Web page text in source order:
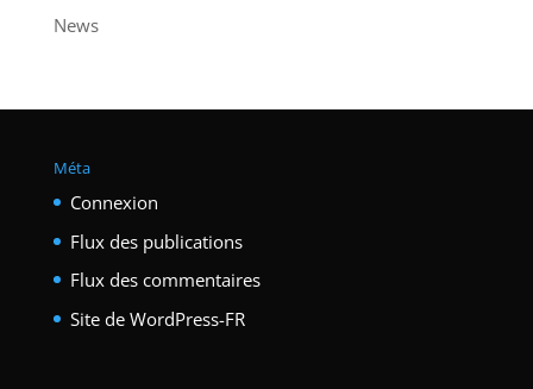
News
Méta
Connexion
Flux des publications
Flux des commentaires
Site de WordPress-FR